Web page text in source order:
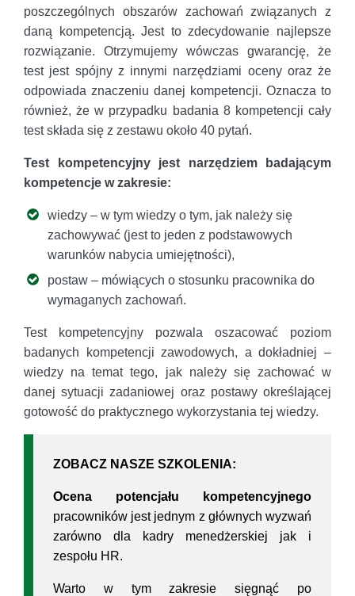
poszczególnych obszarów zachowań związanych z
daną kompetencją. Jest to zdecydowanie najlepsze
rozwiązanie. Otrzymujemy wówczas gwarancję, że
test jest spójny z innymi narzędziami oceny oraz że
odpowiada znaczeniu danej kompetencji. Oznacza to
również, że w przypadku badania 8 kompetencji cały
test składa się z zestawu około 40 pytań.
Test kompetencyjny jest narzędziem badającym
kompetencje w zakresie:
wiedzy – w tym wiedzy o tym, jak należy się
zachowywać (jest to jeden z podstawowych
warunków nabycia umiejętności),
postaw – mówiących o stosunku pracownika do
wymaganych zachowań.
Test kompetencyjny pozwala oszacować poziom
badanych kompetencji zawodowych, a dokładniej –
wiedzy na temat tego, jak należy się zachować w
danej sytuacji zadaniowej oraz postawy określającej
gotowość do praktycznego wykorzystania tej wiedzy.
ZOBACZ NASZE SZKOLENIA:
Ocena potencjału kompetencyjnego
pracowników jest jednym z głównych wyzwań
zarówno dla kadry menedżerskiej jak i
zespołu HR.
Warto w tym zakresie sięgnąć po